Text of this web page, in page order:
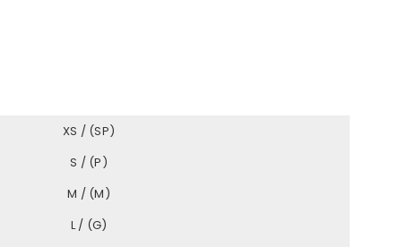
XS / (SP)
S / (P)
M / (M)
L / (G)